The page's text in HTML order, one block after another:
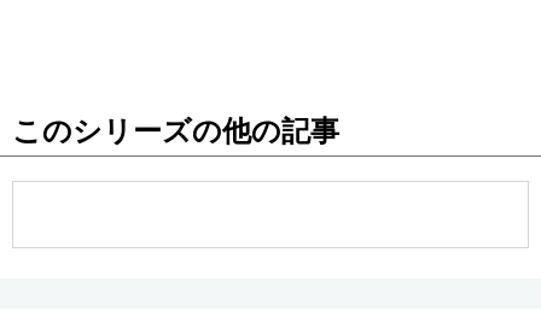
お知らせ
このシリーズの他の記事